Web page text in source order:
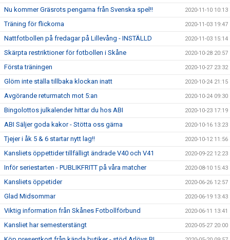
Nu kommer Gräsrots pengarna från Svenska spel!! 2020-11-10 10:13
Träning för flickorna 2020-11-03 19:47
Nattfotbollen på fredagar på Lillevång - INSTÄLLD 2020-11-03 15:14
Skärpta restriktioner för fotbollen i Skåne 2020-10-28 20:57
Första träningen 2020-10-27 23:32
Glöm inte ställa tillbaka klockan inatt 2020-10-24 21:15
Avgörande returmatch mot 5:an 2020-10-24 09:30
Bingolottos julkalender hittar du hos ABI 2020-10-23 17:19
ABI Säljer goda kakor - Stötta oss gärna 2020-10-16 13:23
Tjejer i åk 5 & 6 startar nytt lag!! 2020-10-12 11:56
Kansliets öppettider tillfälligt ändrade V40 och V41 2020-09-22 12:23
Inför seriestarten - PUBLIKFRITT på våra matcher 2020-08-10 15:43
Kansliets öppetider 2020-06-26 12:57
Glad Midsommar 2020-06-19 13:43
Viktig information från Skånes Fotbollförbund 2020-06-11 13:41
Kansliet har semesterstängt 2020-05-27 20:00